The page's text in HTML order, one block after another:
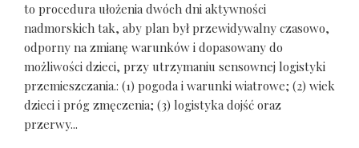
to procedura ułożenia dwóch dni aktywności
nadmorskich tak, aby plan był przewidywalny czasowo,
odporny na zmianę warunków i dopasowany do
możliwości dzieci, przy utrzymaniu sensownej logistyki
przemieszczania.: (1) pogoda i warunki wiatrowe; (2) wiek
dzieci i próg zmęczenia; (3) logistyka dojść oraz
przerwy...